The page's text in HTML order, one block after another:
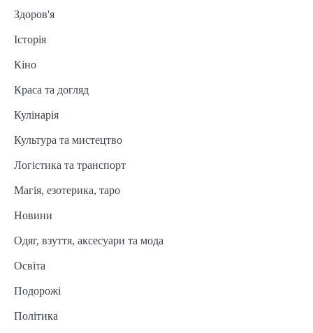
Здоров'я
Історія
Кіно
Краса та догляд
Кулінарія
Культура та мистецтво
Логістика та транспорт
Магія, езотерика, таро
Новини
Одяг, взуття, аксесуари та мода
Освіта
Подорожі
Політика